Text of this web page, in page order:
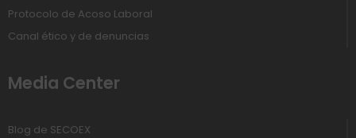
Protocolo de Acoso Laboral
Canal ético y de denuncias
Media Center
Blog de SECOEX